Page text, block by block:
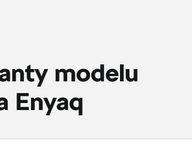
modelu
Enyaq